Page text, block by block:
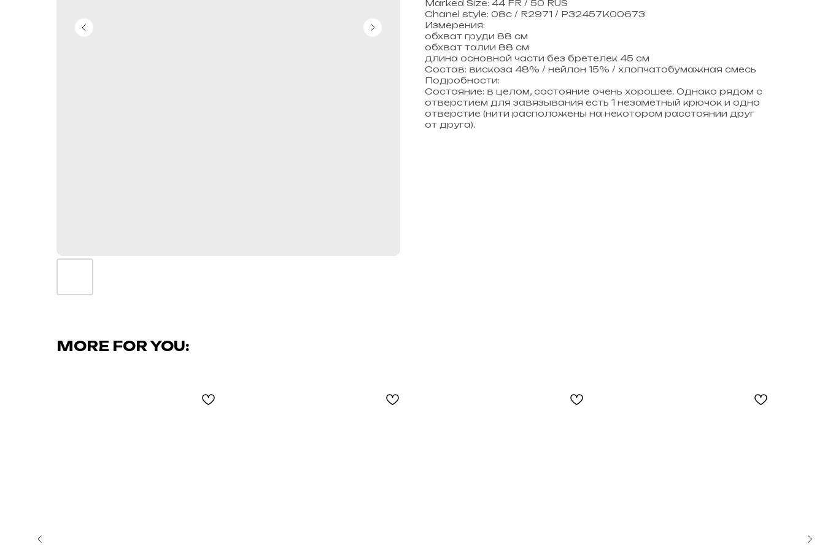
Marked Size: 44 FR / 50 RUS
Chanel style: 08c / R2971 / P32457K00673
Измерения:
обхват груди 88 см
обхват талии 88 см
длина основной части без бретелек 45 см
Состав: вискоза 48% / нейлон 15% / хлопчатобумажная смесь
Подробности:
Состояние: в целом, состояние очень хорошее. Однако рядом с
отверстием для завязывания есть 1 незаметный крючок и одно
отверстие (нити расположены на некотором расстоянии друг
от друга).
MORE FOR YOU: